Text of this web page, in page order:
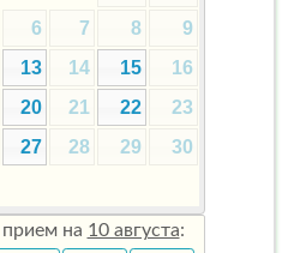
6 7 8
9
13 14 15
16
20 21 22
23
27 28 29
30
прием на 10 августа: